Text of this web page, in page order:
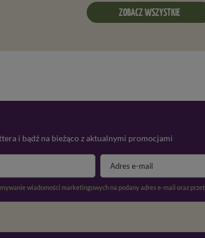
ZOBACZ WSZYSTKIE
i bądź na bieżąco z aktualnymi promocjami
wiadomości marketingowych na podany adres e-mail oraz